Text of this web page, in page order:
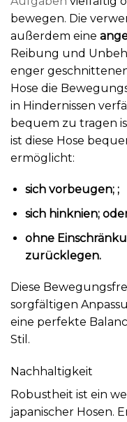
bewegen. Die
außerdem eine
Reibung und
enger
Hose die
in Hindernissen
bequem zu tragen
ist diese Hose
ermöglicht:
sich vorbeugen; ;
sich hinknien;
ohne
zurücklegen.
Diese
sorgfältigen
eine perfekte
Stil.
Nachhaltigkeit
Robustheit ist ein
japanischer Hosen.